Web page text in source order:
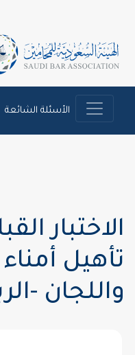
الأسئلة الشائعة
الاختبار
تأهيل
واللجان -